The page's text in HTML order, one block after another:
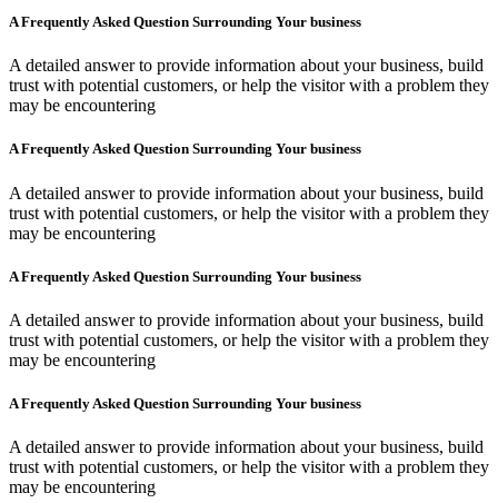
A Frequently Asked Question Surrounding Your business
A detailed answer to provide information about your business, build
trust with potential customers, or help the visitor with a problem they
may be encountering
A Frequently Asked Question Surrounding Your business
A detailed answer to provide information about your business, build
trust with potential customers, or help the visitor with a problem they
may be encountering
A Frequently Asked Question Surrounding Your business
A detailed answer to provide information about your business, build
trust with potential customers, or help the visitor with a problem they
may be encountering
A Frequently Asked Question Surrounding Your business
A detailed answer to provide information about your business, build
trust with potential customers, or help the visitor with a problem they
may be encountering